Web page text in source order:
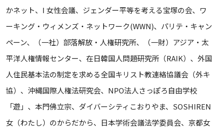
かネット、I 女性会議、ジェンダー平等を考える宝塚の会、ワ
ーキング・ウィメンズ・ネットワーク(WWN)、パリテ・キャン
ペーン、（一社）部落解放・人権研究所、（一財）アジア・太
平洋人権情報センター、在日韓国人問題研究所（RAIK）、外国
人住民基本法の制定を求める全国キリスト教連絡協議会（外キ
協）、沖縄国際人権法研究会、NPO法人さっぽろ自由学校
「遊」、本門佛立宗、ダイバーシティこおりやま、SOSHIREN
女（わたし）のからだから、日本学術会議法学委員会、京都女